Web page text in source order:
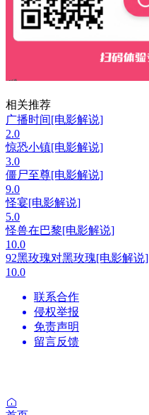
相关推荐
广播时间[电影解说]
2.0
惊恐小镇[电影解说]
3.0
僵尸至尊[电影解说]
9.0
怪宴[电影解说]
5.0
怪兽在巴黎[电影解说]
10.0
92黑玫瑰对黑玫瑰[电影解说]
10.0
联系合作
侵权举报
免责声明
留言反馈